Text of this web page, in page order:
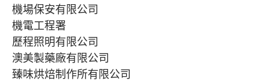
機場保安有限公司
機電工程署
歷程照明有限公司
澳美製藥廠有限公司
臻味烘焙制作所有限公司